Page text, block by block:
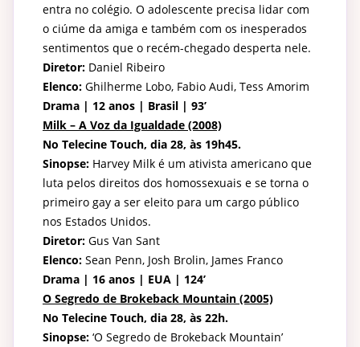
entra no colégio. O adolescente precisa lidar com
o ciúme da amiga e também com os inesperados
sentimentos que o recém-chegado desperta nele.
Diretor: Daniel Ribeiro
Elenco: Ghilherme Lobo, Fabio Audi, Tess Amorim
Drama | 12 anos | Brasil | 93’
Milk – A Voz da Igualdade (2008)
No Telecine Touch, dia 28, às 19h45.
Sinopse: Harvey Milk é um ativista americano que
luta pelos direitos dos homossexuais e se torna o
primeiro gay a ser eleito para um cargo público
nos Estados Unidos.
Diretor: Gus Van Sant
Elenco: Sean Penn, Josh Brolin, James Franco
Drama | 16 anos | EUA | 124’
O Segredo de Brokeback Mountain (2005)
No Telecine Touch, dia 28, às 22h.
Sinopse: ‘O Segredo de Brokeback Mountain’